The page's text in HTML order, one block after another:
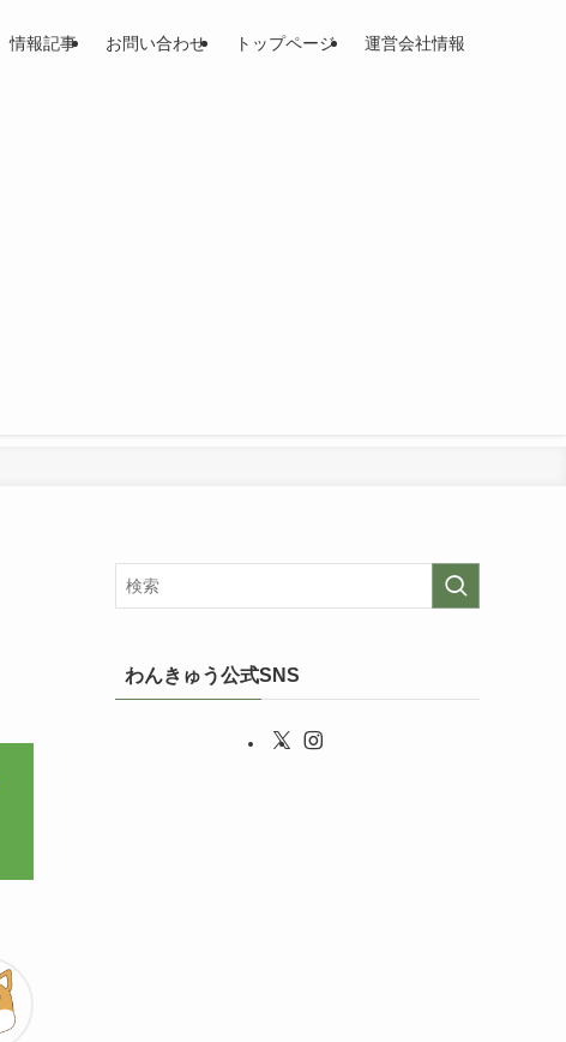
情報記事 お問い合わせ トップページ 運営会社情報
わんきゅう公式SNS